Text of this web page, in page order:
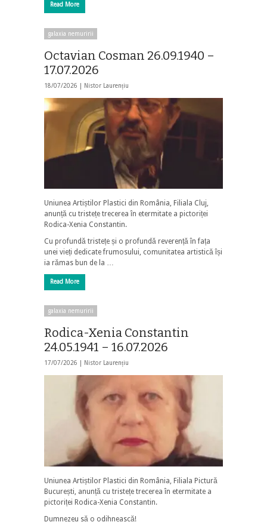
Read More
galaxia nemuririi
Octavian Cosman 26.09.1940 –
17.07.2026
18/07/2026 | Nistor Laurențiu
Uniunea Artiștilor Plastici din România, Filiala Cluj,
anunță cu tristețe trecerea în etermitate a pictoriței
Rodica-Xenia Constantin.
Cu profundă tristețe și o profundă reverență în fața
unei vieți dedicate frumosului, comunitatea artistică își
ia rămas bun de la …
Read More
galaxia nemuririi
Rodica-Xenia Constantin
24.05.1941 – 16.07.2026
17/07/2026 | Nistor Laurențiu
Uniunea Artiștilor Plastici din România, Filiala Pictură
București, anunță cu tristețe trecerea în etermitate a
pictoriței Rodica-Xenia Constantin.
Dumnezeu să o odihnească!